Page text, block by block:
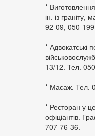
* Виготовлення
ін. із граніту,
92-09, 050-
* Адвокатські
13/12. Тел.
* Масаж. Тел.
* Ресторан у
офіціантів.
707-76-36.